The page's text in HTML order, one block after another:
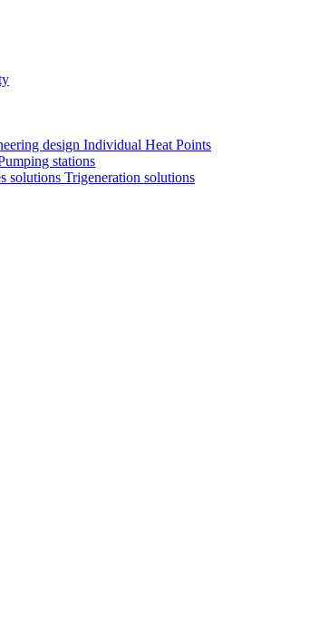
design Individual Heat Points
stations
solutions Trigeneration solutions